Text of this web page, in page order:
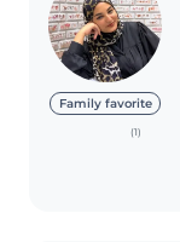
Family favorite
(1)